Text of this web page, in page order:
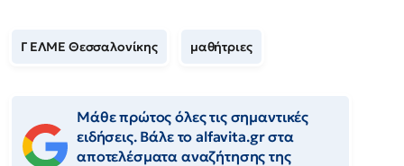
Γ ΕΛΜΕ Θεσσαλονίκης μαθήτριες
Μάθε πρώτος όλες τις σημαντικές
ειδήσεις. Βάλε το alfavita.gr στα
αποτελέσματα αναζήτησης της